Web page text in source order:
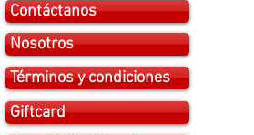
Contáctanos
Nosotros
Términos y condiciones
Giftcard